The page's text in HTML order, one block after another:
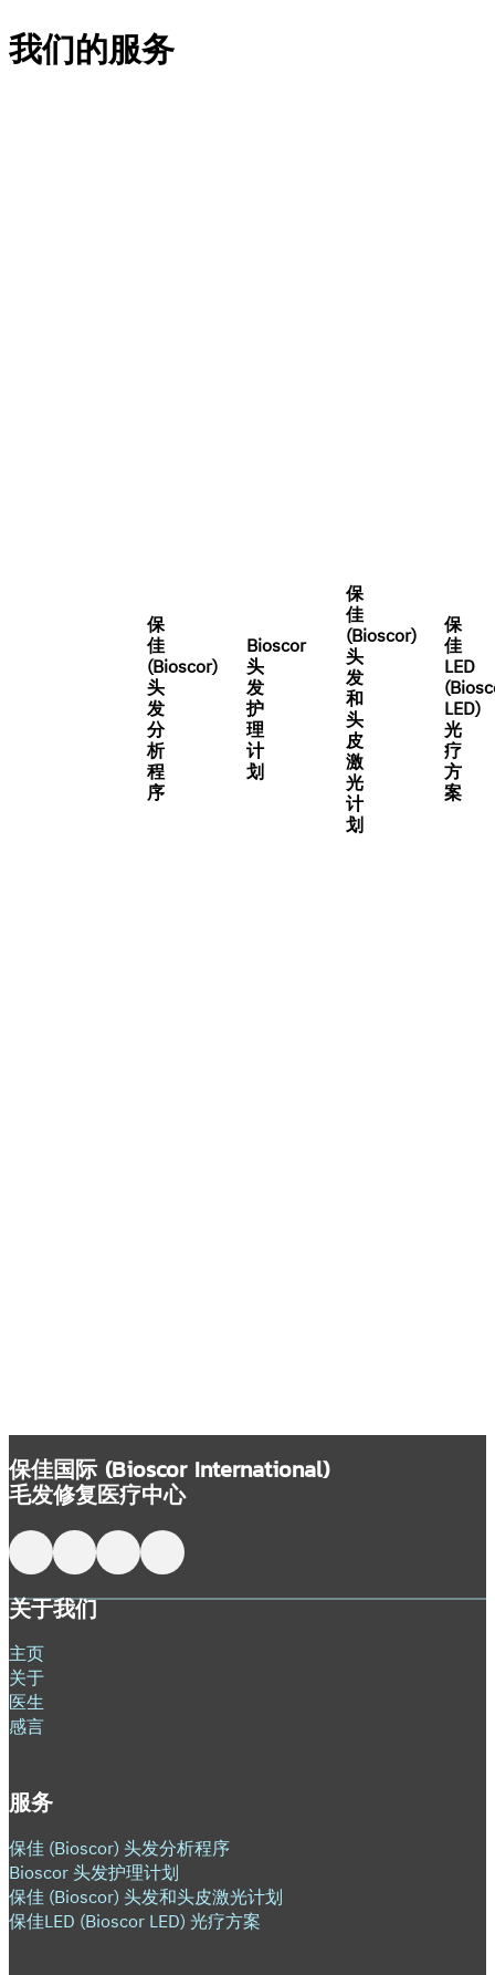
我们的服务
保
佳
(Bioscor)
头
发
分
析
程
序
Bioscor
头
发
护
理
计
划
保
佳
(Bioscor)
头
发
和
头
皮
激
光
计
划
保
佳
LED
LED)
光
疗
方
案
保佳国际 (Bioscor International)
毛发修复医疗中心
在 Facebook 上关注我
在 X 上关注我
在 LinkedIn 上关注我
在 LinkedIn 上关注我
关于我们
主页
关于
医生
感言
服务
保佳 (Bioscor) 头发分析程序
Bioscor 头发护理计划
保佳 (Bioscor) 头发和头皮激光计划
保佳LED (Bioscor LED) 光疗方案